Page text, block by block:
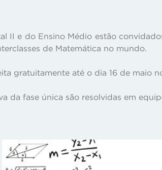
II e do Ensino Médio estão
de Matemática no mundo.
gratuitamente até o dia 16 de maio
da fase única são resolvidas em